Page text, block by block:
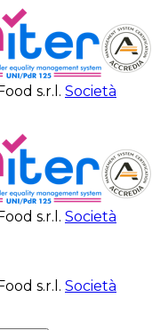
s.r.l. Società
s.r.l. Società
s.r.l. Società